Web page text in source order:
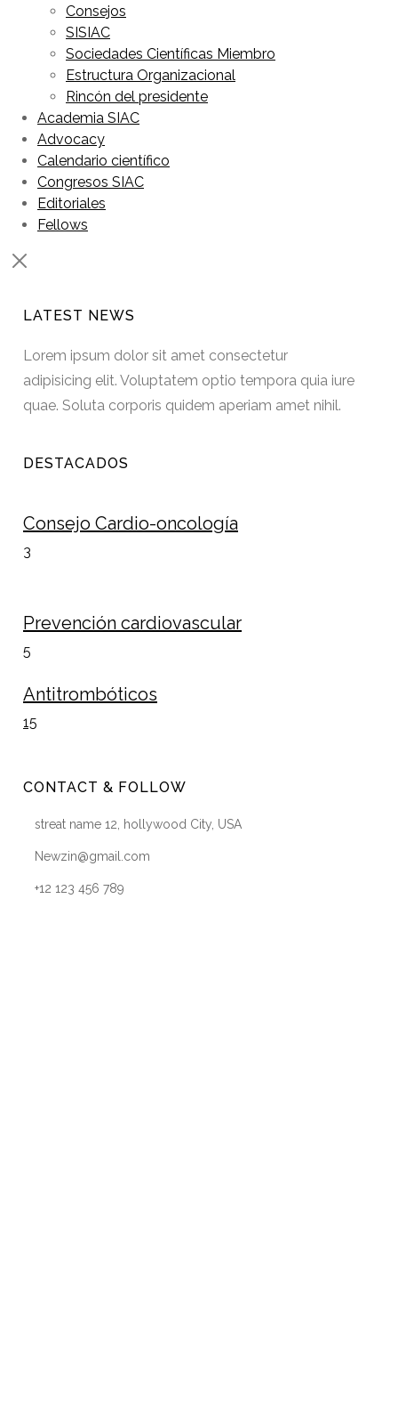
Consejos
SISIAC
Sociedades Científicas Miembro
Estructura Organizacional
Rincón del presidente
Academia SIAC
Advocacy
Calendario científico
Congresos SIAC
Editoriales
Fellows
LATEST NEWS
Lorem ipsum dolor sit amet consectetur
adipisicing elit. Voluptatem optio tempora quia iure
quae. Soluta corporis quidem aperiam amet nihil.
DESTACADOS
Consejo Cardio-oncología
3
Prevención cardiovascular
5
Antitrombóticos
15
CONTACT & FOLLOW
streat name 12, hollywood City, USA
Newzin@gmail.com
+12 123 456 789